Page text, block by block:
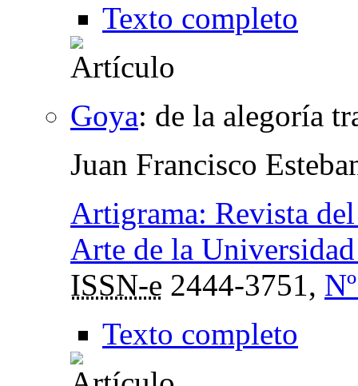
Texto completo
Goya: de la alegoría
Juan Francisco
Artigrama: Revista
Arte de la
ISSN-e 2444-3751,
Texto completo